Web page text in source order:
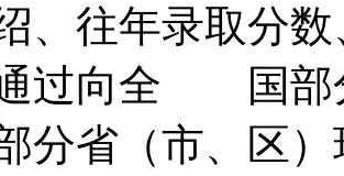
、往年录取分
过向全 国部
分省（市、区